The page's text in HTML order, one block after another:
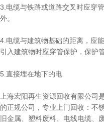
3.电缆与铁路或道路交叉时应穿
外。
4.电缆与建筑物基础的距离，应
引入建筑物时应穿管保护，保护
5.直接埋在地下的电
上海宏阳再生资源回收有限公司
的正规公司，专业上门回收：不
旧金属、塑料废料、电线电缆、